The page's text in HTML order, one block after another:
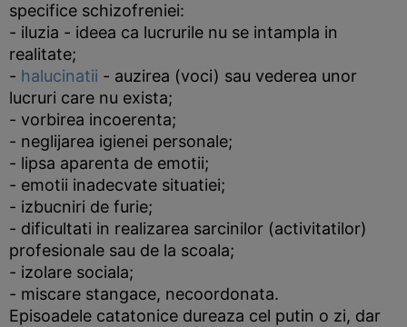
specifice schizofreniei:
- iluzia - ideea ca lucrurile nu se intampla in
realitate;
- halucinatii - auzirea (voci) sau vederea unor
lucruri care nu exista;
- vorbirea incoerenta;
- neglijarea igienei personale;
- lipsa aparenta de emotii;
- emotii inadecvate situatiei;
- izbucniri de furie;
- dificultati in realizarea sarcinilor (activitatilor)
profesionale sau de la scoala;
- izolare sociala;
- miscare stangace, necoordonata.
Episoadele catatonice dureaza cel putin o zi, dar